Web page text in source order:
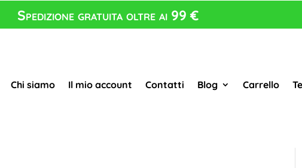
Spedizione gratuita oltre ai 99 €
Chi siamo Il mio account Contatti Blog Carrello